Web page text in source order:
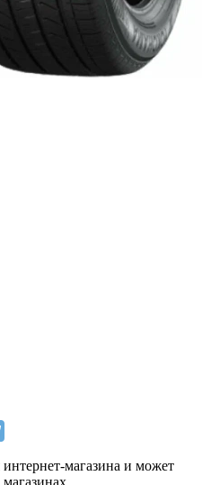
магазина и может